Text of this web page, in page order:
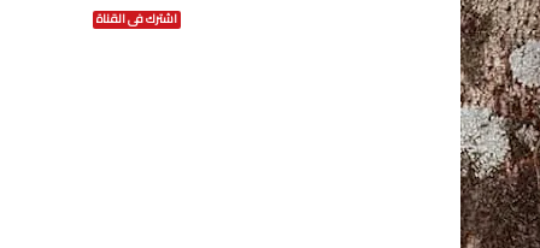
اشترك فى القناة